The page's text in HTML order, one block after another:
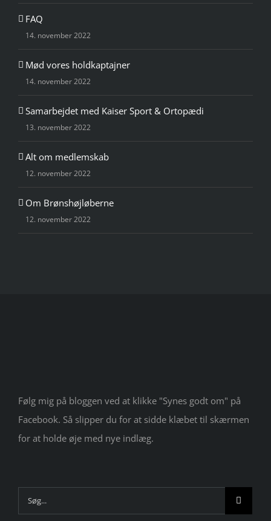
FAQ
14. november 2022
Mød vores holdkaptajner
14. november 2022
Samarbejdet med Kaiser Sport & Ortopædi
13. november 2022
Alt om medlemskab
12. november 2022
Om Brønshøjløberne
12. november 2022
Følg mig på bloggen ved at klikke "Synes godt om" på
Facebook. Så slipper du for at sidde klæbet til skærmen
for at holde øje med nye indlæg.
Søg
efter: